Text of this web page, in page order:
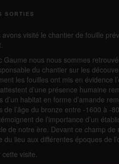
SORTIES
avons visité le chantier de fouille
Gaume nous nous sommes
du chantier sur les
les fouilles ont mis en évidence
d’une présence humaine
d’un habitat en forme d’amande
de l’âge du bronze entre -1600 à -
de l’importance d’un
de notre ère. Devant ce champ
du lieu aux différentes époques de
visite.